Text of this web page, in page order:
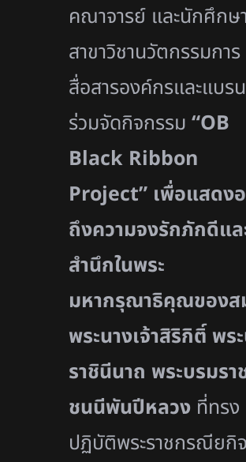
คณาจารย์ และนักศึกษา
สาขาวิชานวัตกรรมการ
สื่อสารองค์กรและแบร
ร่วมจัดกิจกรรม“OB
Black Ribbon
Project” เพื่อแสดง
ถึงความจงรักภักดีแล
สำนึกในพระ
มหากรุณาธิคุณของส
พระนางเจ้าสิริกิติ์ พร
ราชินีนาถ พระบรมรา
ชนนีพันปีหลวง ที่ทรง
ปฏิบัติพระราชกรณียกิจ